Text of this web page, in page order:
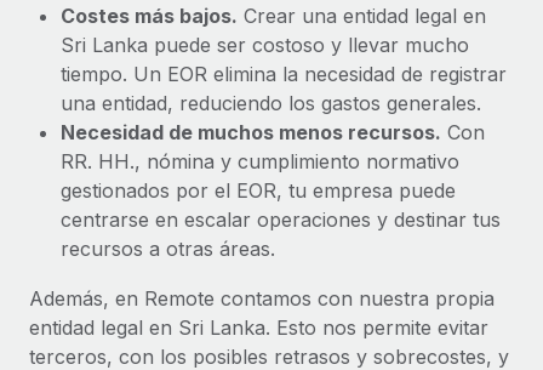
Costes más bajos. Crear una entidad legal en
Sri Lanka puede ser costoso y llevar mucho
tiempo. Un EOR elimina la necesidad de registrar
una entidad, reduciendo los gastos generales.
Necesidad de muchos menos recursos. Con
RR. HH., nómina y cumplimiento normativo
gestionados por el EOR, tu empresa puede
centrarse en escalar operaciones y destinar tus
recursos a otras áreas.
Además, en Remote contamos con nuestra propia
entidad legal en Sri Lanka. Esto nos permite evitar
terceros, con los posibles retrasos y sobrecostes, y